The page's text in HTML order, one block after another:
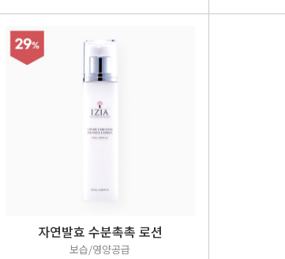
자연발효 수분촉촉 로션
보습/영양공급